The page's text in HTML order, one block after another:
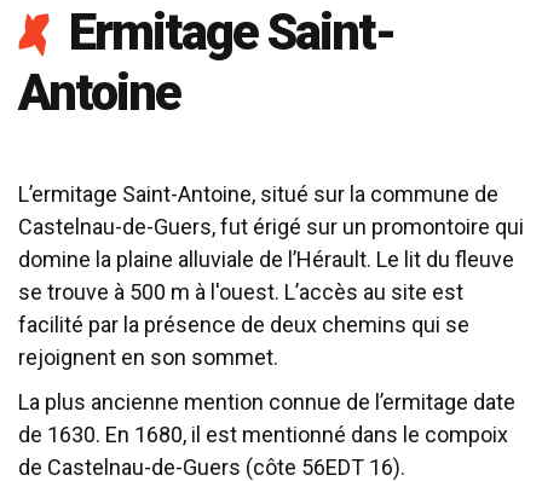
Ermitage Saint-
Antoine
L’ermitage Saint-Antoine, situé sur la commune de
Castelnau-de-Guers, fut érigé sur un promontoire qui
domine la plaine alluviale de l’Hérault. Le lit du fleuve
se trouve à 500 m à l'ouest. L’accès au site est
facilité par la présence de deux chemins qui se
rejoignent en son sommet.
La plus ancienne mention connue de l’ermitage date
de 1630. En 1680, il est mentionné dans le compoix
de Castelnau-de-Guers (côte 56EDT 16).